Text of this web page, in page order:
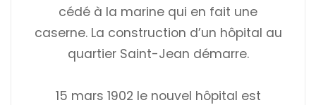
cédé à la marine qui en fait une
caserne. La construction d’un hôpital au
quartier Saint-Jean démarre.
15 mars 1902 le nouvel hôpital est